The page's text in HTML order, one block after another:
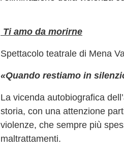
Ti amo da morirne
Spettacolo teatrale di Mena
«Quando restiamo in
La vicenda autobiografica
storia, con una attenzione
violenze, che sempre più
maltrattamenti.